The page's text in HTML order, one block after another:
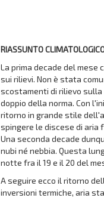
RIASSUNTO
La prima decade del
sui rilievi. Non è stata
scostamenti di rilievo
doppio della norma. Con
ritorno in grande stile
spingere le discese di aria
Una seconda decade
nubi né nebbia. Questa
notte fra il 19 e il 20 del
A seguire ecco il ritorno
inversioni termiche, aria